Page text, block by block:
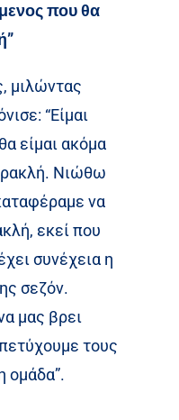
που θα
μιλώντας
“Είμαι
είμαι ακόμα
Νιώθω
να
εκεί που
συνέχεια η
σεζόν.
μας βρει
τους
ομάδα”.